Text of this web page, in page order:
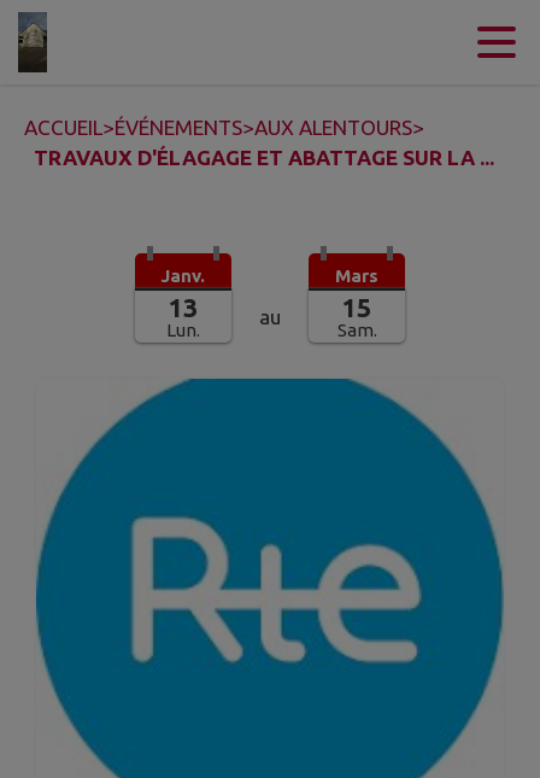
ACCUEIL>ÉVÉNEMENTS>AUX ALENTOURS>
TRAVAUX D'ÉLAGAGE ET ABATTAGE SUR LA ...
Janv.
13
Lun.
au
Mars
15
Sam.